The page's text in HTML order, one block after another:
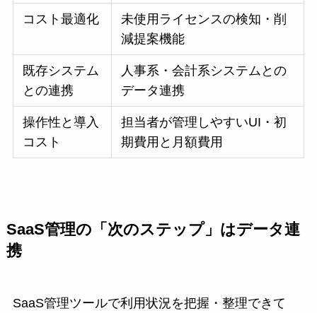
コスト最適化
未使用ライセンスの検知・削
減提案機能
既存システム
との連携
人事系・会計系システムとの
データ連携
操作性と導入
コスト
担当者が管理しやすいUI・初
期費用と月額費用
SaaS管理の「次のステップ」はデータ連
携
SaaS管理ツールで利用状況を把握・整理できて